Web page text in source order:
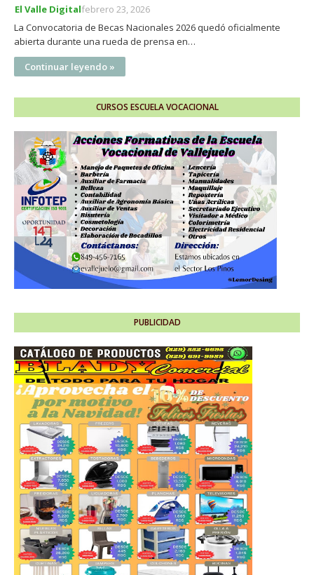
El Valle Digitalfebrero 23, 2026
La Convocatoria de Becas Nacionales 2026 quedó oficialmente
abierta durante una rueda de prensa en…
Continuar leyendo »
CURSOS ESCUELA VOCACIONAL
PUBLICIDAD